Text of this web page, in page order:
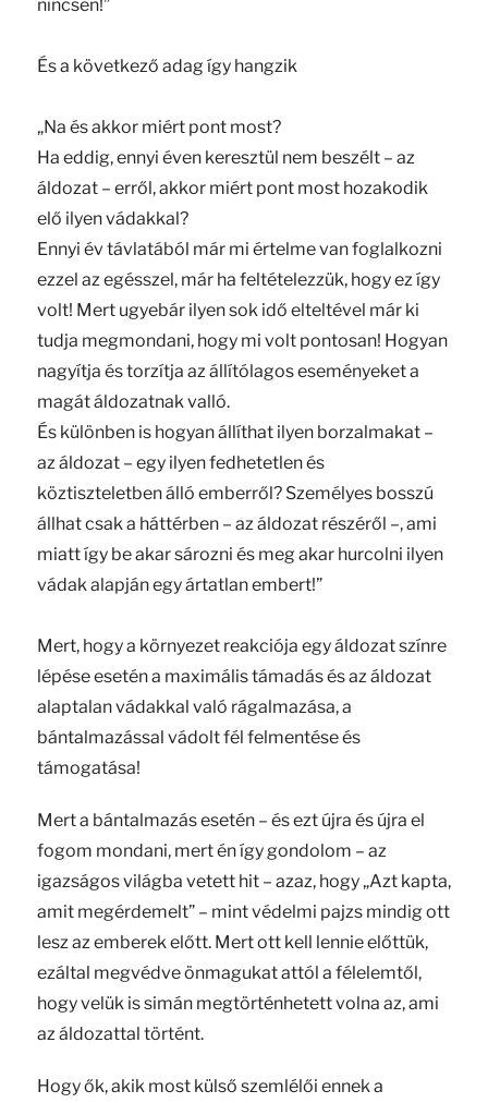
nincsen!”
És a következő adag így hangzik
„Na és akkor miért pont most?
Ha eddig, ennyi éven keresztül nem beszélt – az
áldozat – erről, akkor miért pont most hozakodik
elő ilyen vádakkal?
Ennyi év távlatából már mi értelme van foglalkozni
ezzel az egésszel, már ha feltételezzük, hogy ez így
volt! Mert ugyebár ilyen sok idő elteltével már ki
tudja megmondani, hogy mi volt pontosan! Hogyan
nagyítja és torzítja az állítólagos eseményeket a
magát áldozatnak valló.
És különben is hogyan állíthat ilyen borzalmakat –
az áldozat – egy ilyen fedhetetlen és
köztiszteletben álló emberről? Személyes bosszú
állhat csak a háttérben – az áldozat részéről –, ami
miatt így be akar sározni és meg akar hurcolni ilyen
vádak alapján egy ártatlan embert!”
Mert, hogy a környezet reakciója egy áldozat színre
lépése esetén a maximális támadás és az áldozat
alaptalan vádakkal való rágalmazása, a
bántalmazással vádolt fél felmentése és
támogatása!
Mert a bántalmazás esetén – és ezt újra és újra el
fogom mondani, mert én így gondolom – az
igazságos világba vetett hit – azaz, hogy „Azt kapta,
amit megérdemelt” – mint védelmi pajzs mindig ott
lesz az emberek előtt. Mert ott kell lennie előttük,
ezáltal megvédve önmagukat attól a félelemtől,
hogy velük is simán megtörténhetett volna az, ami
az áldozattal történt.
Hogy ők, akik most külső szemlélői ennek a